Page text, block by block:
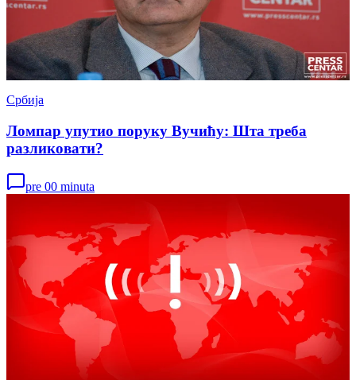
Србија
Ломпар упутио поруку Вучићу: Шта треба
разликовати?
pre 00 minuta